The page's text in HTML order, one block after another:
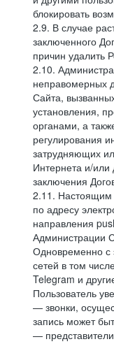
блокировать
2.9. В случае
заключенного
причин удалить
2.10.
неправомерных
Сайта,
установления,
органами, а
регулирования
затрудняющих
Интернета и/
заключения
2.11. Настоящим
по адресу
направления
Администрации
Одновременно с
сетей в том
Telegram и
Пользователь
— звонки,
запись может
—